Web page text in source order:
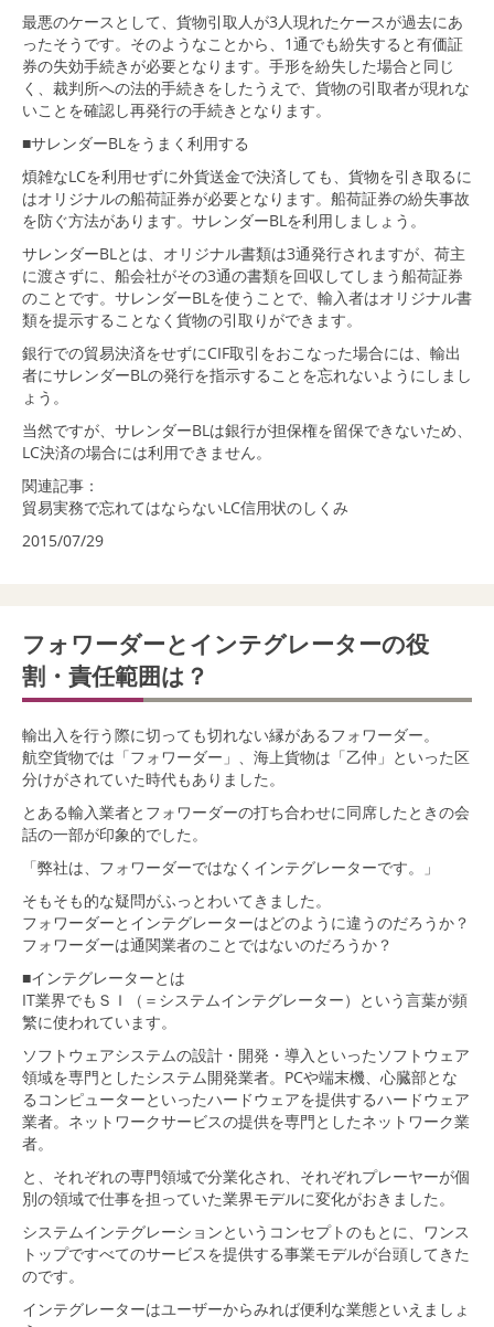
最悪のケースとして、貨物引取人が3人現れたケースが過去にあ
ったそうです。そのようなことから、1通でも紛失すると有価証
券の失効手続きが必要となります。手形を紛失した場合と同じ
く、裁判所への法的手続きをしたうえで、貨物の引取者が現れな
いことを確認し再発行の手続きとなります。
■サレンダーBLをうまく利用する
煩雑なLCを利用せずに外貨送金で決済しても、貨物を引き取るに
はオリジナルの船荷証券が必要となります。船荷証券の紛失事故
を防ぐ方法があります。サレンダーBLを利用しましょう。
サレンダーBLとは、オリジナル書類は3通発行されますが、荷主
に渡さずに、船会社がその3通の書類を回収してしまう船荷証券
のことです。サレンダーBLを使うことで、輸入者はオリジナル書
類を提示することなく貨物の引取りができます。
銀行での貿易決済をせずにCIF取引をおこなった場合には、輸出
者にサレンダーBLの発行を指示することを忘れないようにしまし
ょう。
当然ですが、サレンダーBLは銀行が担保権を留保できないため、
LC決済の場合には利用できません。
関連記事：
貿易実務で忘れてはならないLC信用状のしくみ
2015/07/29
フォワーダーとインテグレーターの役
割・責任範囲は？
輸出入を行う際に切っても切れない縁があるフォワーダー。
航空貨物では「フォワーダー」、海上貨物は「乙仲」といった区
分けがされていた時代もありました。
とある輸入業者とフォワーダーの打ち合わせに同席したときの会
話の一部が印象的でした。
「弊社は、フォワーダーではなくインテグレーターです。」
そもそも的な疑問がふっとわいてきました。
フォワーダーとインテグレーターはどのように違うのだろうか？
フォワーダーは通関業者のことではないのだろうか？
■インテグレーターとは
IT業界でもＳＩ（＝システムインテグレーター）という言葉が頻
繁に使われています。
ソフトウェアシステムの設計・開発・導入といったソフトウェア
領域を専門としたシステム開発業者。PCや端末機、心臓部とな
るコンピューターといったハードウェアを提供するハードウェア
業者。ネットワークサービスの提供を専門としたネットワーク業
者。
と、それぞれの専門領域で分業化され、それぞれプレーヤーが個
別の領域で仕事を担っていた業界モデルに変化がおきました。
システムインテグレーションというコンセプトのもとに、ワンス
トップですべてのサービスを提供する事業モデルが台頭してきた
のです。
インテグレーターはユーザーからみれば便利な業態といえましょ